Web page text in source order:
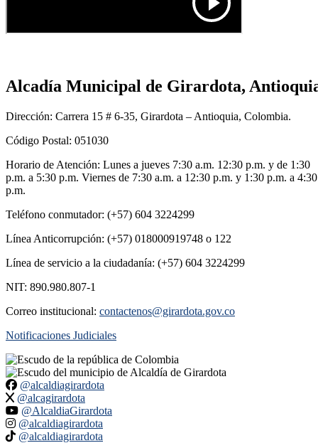
Alcadía Municipal de Girardota,
Dirección: Carrera 15 # 6-35, Girardota – Antioquia, Colombia.
Código Postal: 051030
Horario de Atención: Lunes a jueves 7:30 a.m. 12:30 p.m. y de 1:30
p.m. a 5:30 p.m. Viernes de 7:30 a.m. a 12:30 p.m. y 1:30 p.m. a 4:30
p.m.
Teléfono conmutador: (+57) 604 3224299
Línea Anticorrupción: (+57) 018000919748 o 122
Línea de servicio a la ciudadanía: (+57) 604 3224299
NIT: 890.980.807-1
Correo institucional: contactenos@girardota.gov.co
Notificaciones Judiciales
@alcaldiagirardota
@alcagirardota
@AlcaldiaGirardota
@alcaldiagirardota
@alcaldiagirardota